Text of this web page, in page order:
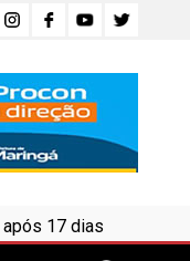
• Obra interdita